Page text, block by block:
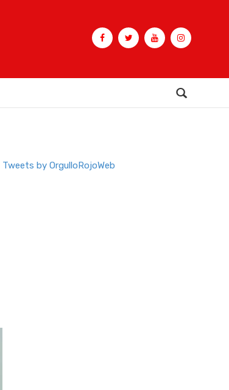
Tweets by OrgulloRojoWeb